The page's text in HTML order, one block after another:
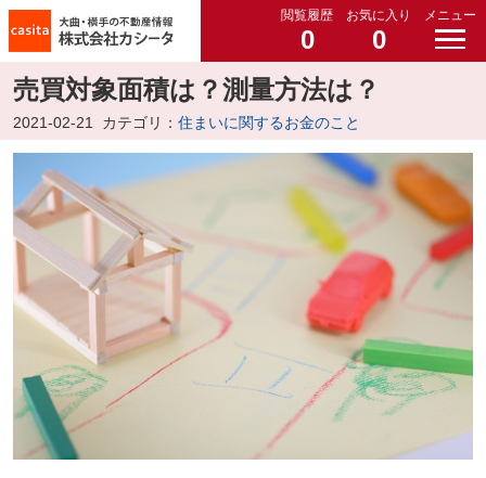
閲覧履歴
0
お気に入り
0
メニュー
売買対象面積は？測量方法は？
2021-02-21 カテゴリ： 住まいに関するお金のこと